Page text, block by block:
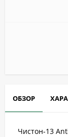
ОБЗОР
Чистон-13